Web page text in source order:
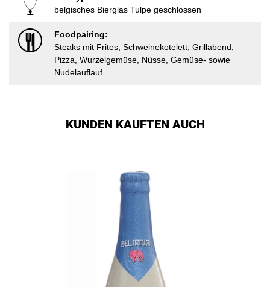
belgisches Bierglas Tulpe geschlossen
Foodpairing:
Steaks mit Frites, Schweinekotelett, Grillabend,
Pizza, Wurzelgemüse, Nüsse, Gemüse- sowie
Nudelauflauf
KUNDEN KAUFTEN AUCH